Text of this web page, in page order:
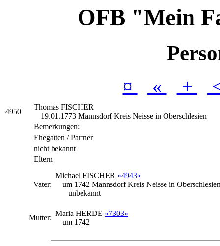
OFB "Mein
¤ « +
4950
Thomas FISCHER
19.01.1773 Mannsdorf Kreis Neisse in Oberschlesien
Bemerkungen:
Ehegatten / Partner
nicht bekannt
Eltern
Vater:
Michael FISCHER «4943»
um 1742 Mannsdorf Kreis Neisse in Oberschlesien
unbekannt
Mutter:
Maria HERDE «7303»
um 1742